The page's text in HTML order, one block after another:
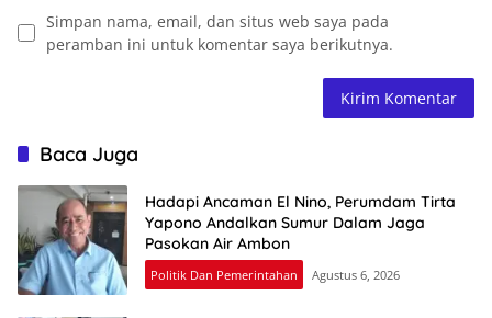
Simpan nama, email, dan situs web saya pada
peramban ini untuk komentar saya berikutnya.
Baca Juga
Hadapi Ancaman El Nino, Perumdam Tirta
Yapono Andalkan Sumur Dalam Jaga
Pasokan Air Ambon
Politik Dan Pemerintahan Agustus 6, 2026